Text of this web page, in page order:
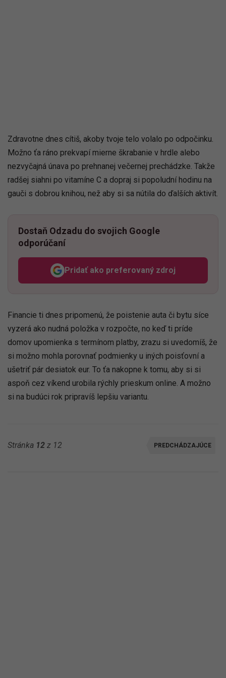
Zdravotne dnes cítiš, akoby tvoje telo volalo po odpočinku.
Možno ťa ráno prekvapí mierne škrabanie v hrdle alebo
nezvyčajná únava po prehnanej večernej prechádzke. Takže
radšej siahni po vitamíne C a dopraj si popoludní hodinu na
gauči s dobrou knihou, než aby si sa nútila do ďalších aktivít.
Dostaň Odzadu do svojich Google
odporúčaní
Pridať ako preferovaný zdroj
Odzadu, odkaz sa otvorí v
Financie ti dnes pripomenú, že poistenie auta či bytu síce
vyzerá ako nudná položka v rozpočte, no keď ti príde
domov upomienka s termínom platby, zrazu si uvedomíš, že
si možno mohla porovnať podmienky u iných poisťovní a
ušetriť pár desiatok eur. To ťa nakopne k tomu, aby si si
aspoň cez víkend urobila rýchly prieskum online. A možno
si na budúci rok pripravíš lepšiu variantu.
Stránka 12 z 12 PREDCHÁDZAJÚCE